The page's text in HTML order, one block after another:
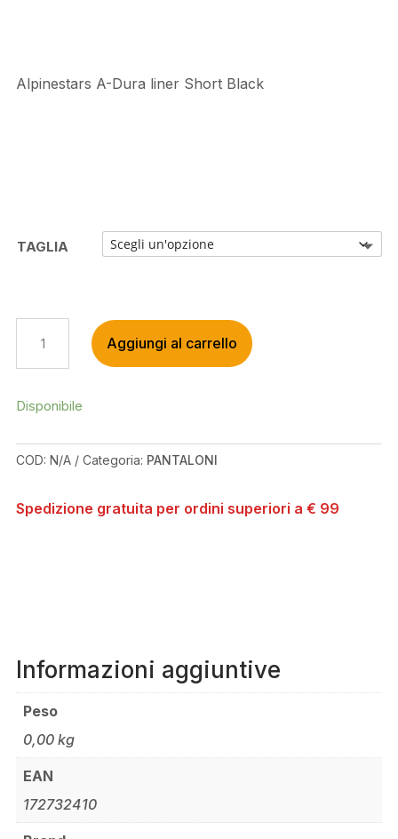
Alpinestars A-Dura liner Short Black
TAGLIA
ALPINESTARS
DURA
SHORT
QUANTITÀ
Aggiungi al carrello
Disponibile
COD: N/A Categoria: PANTALONI
Spedizione gratuita per ordini superiori a € 99
Informazioni aggiuntive
Peso
0,00 kg
EAN
172732410